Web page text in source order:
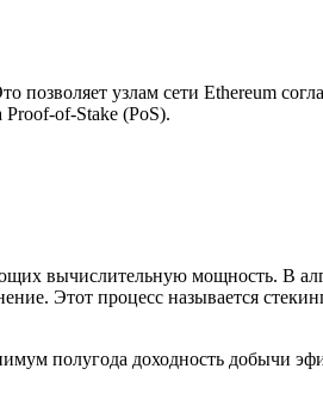
позволяет узлам сети Ethereum
of-Stake (PoS).
вычислительную мощность. В
Этот процесс называется
полугода доходность добычи